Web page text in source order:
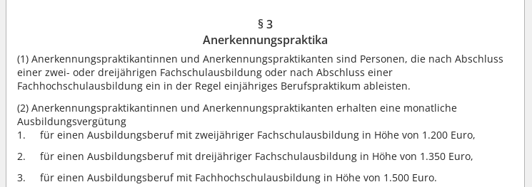
§ 3
Anerkennungspraktika
(1) Anerkennungspraktikantinnen und Anerkennungspraktikanten sind Personen, die nach Abschluss
einer zwei- oder dreijährigen Fachschulausbildung oder nach Abschluss einer
Fachhochschulausbildung ein in der Regel einjähriges Berufspraktikum ableisten.
(2) Anerkennungspraktikantinnen und Anerkennungspraktikanten erhalten eine monatliche
Ausbildungsvergütung
für einen Ausbildungsberuf mit zweijähriger Fachschulausbildung in Höhe von 1.200 Euro,
für einen Ausbildungsberuf mit dreijähriger Fachschulausbildung in Höhe von 1.350 Euro,
für einen Ausbildungsberuf mit Fachhochschulausbildung in Höhe von 1.500 Euro.